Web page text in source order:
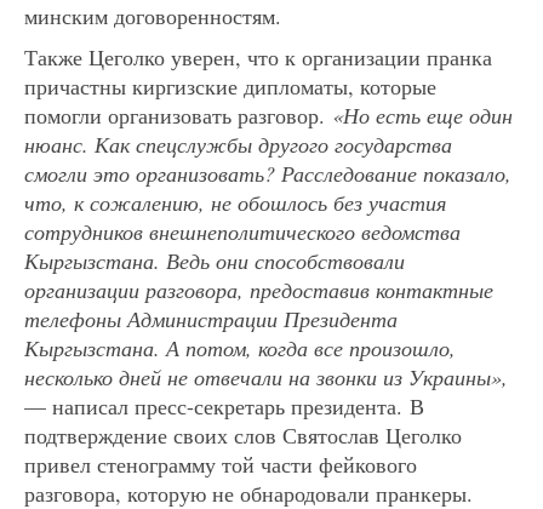
минским договоренностям.
Также Цеголко уверен, что к организации пранка
причастны киргизские дипломаты, которые
помогли организовать разговор. «Но есть еще один
нюанс. Как спецслужбы другого государства
смогли это организовать? Расследование показало,
что, к сожалению, не обошлось без участия
сотрудников внешнеполитического ведомства
Кыргызстана. Ведь они способствовали
организации разговора, предоставив контактные
телефоны Администрации Президента
Кыргызстана. А потом, когда все произошло,
несколько дней не отвечали на звонки из Украины»,
— написал пресс-секретарь президента. В
подтверждение своих слов Святослав Цеголко
привел стенограмму той части фейкового
разговора, которую не обнародовали пранкеры.